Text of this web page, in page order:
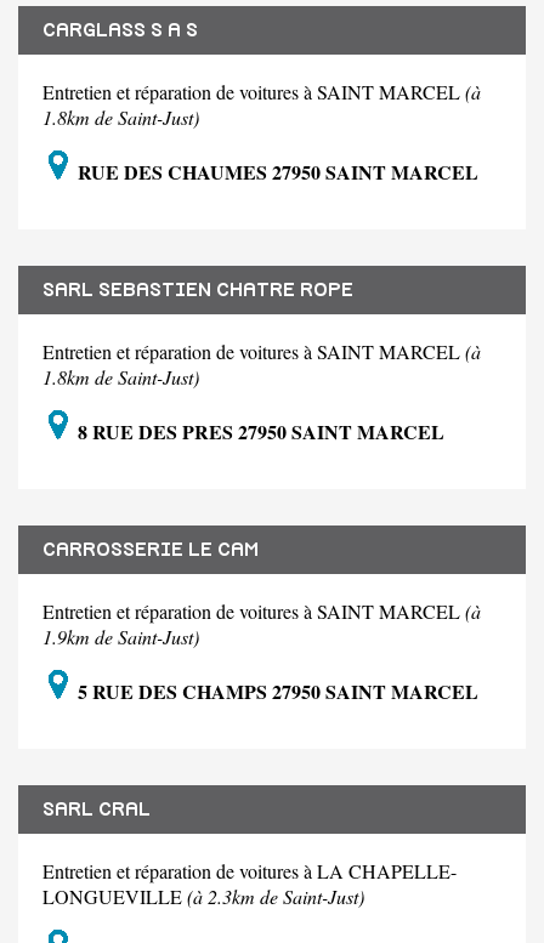
CARGLASS S A S
Entretien et réparation de voitures à SAINT MARCEL(à
1.8km de Saint-Just)
RUE DES CHAUMES 27950 SAINT MARCEL
SARL SEBASTIEN CHATRE ROPE
Entretien et réparation de voitures à SAINT MARCEL(à
1.8km de Saint-Just)
8 RUE DES PRES 27950 SAINT MARCEL
CARROSSERIE LE CAM
Entretien et réparation de voitures à SAINT MARCEL(à
1.9km de Saint-Just)
5 RUE DES CHAMPS 27950 SAINT MARCEL
SARL CRAL
Entretien et réparation de voitures à LA CHAPELLE-
LONGUEVILLE(à 2.3km de Saint-Just)